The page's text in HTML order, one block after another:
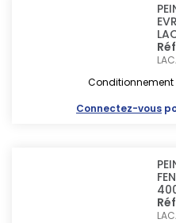
Conditionnement
Connectez-vous